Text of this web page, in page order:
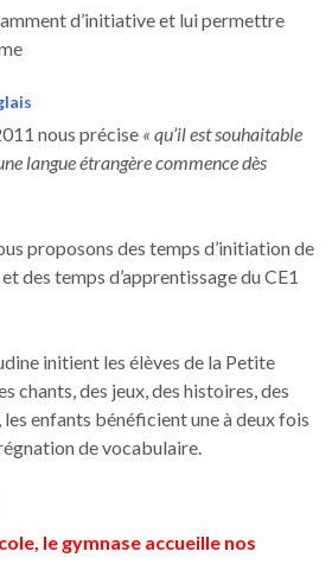
d’initiative et lui permettre
nous précise « qu’il est souhaitable
langue étrangère commence dès
proposons des temps d’initiation de
des temps d’apprentissage du CE1
initient les élèves de la Petite
chants, des jeux, des histoires, des
enfants bénéficient une à deux fois
de vocabulaire.
le gymnase accueille nos